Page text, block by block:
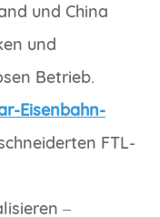
und China
und
Betrieb.
Eisenbahn-
FTL-
–